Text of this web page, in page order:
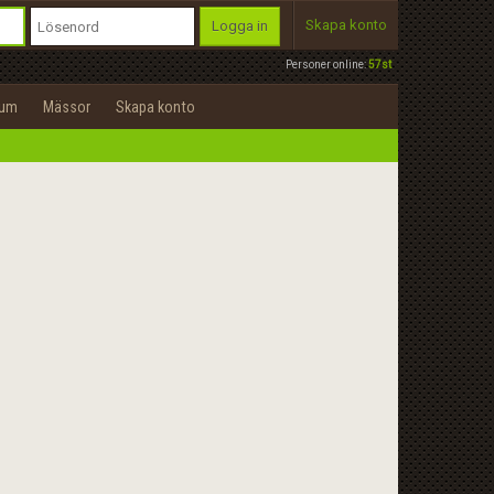
Personer online:57st
Logga in Skapa konto
Mässor Skapa konto